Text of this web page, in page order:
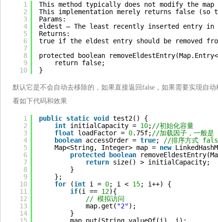
1
2
3
4
5
6
7
8
9
10
This method typically does not modify the
This implementation merely returns false (so
Params:
eldest – The least recently inserted entry
Returns:
true if the eldest entry should be removed
protected boolean removeEldestEntry(Map.Entry<
return false;
}
默认它是不会自动去移除的，如果直接返回false，如果需要实现自
看如下代码和效果
1
2
3
4
5
6
7
8
9
10
11
12
13
14
public static void
test2() {
int initialCapacity = 10; //初始化容量
float loadFactor = 0.75f; //加载因子，一般
boolean accessOrder = true;
//排序方式
Map<String, Integer> map = new
protected
boolean
return size() > initialCapacity;
}
};
for
(int i = 0; i < 15; i++) {
if(i == 12){
// 模拟访问
map.get( "2");
}